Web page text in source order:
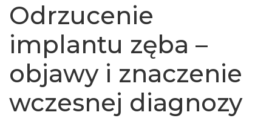
Odrzucenie
implantu zęba –
objawy i znaczenie
wczesnej diagnozy